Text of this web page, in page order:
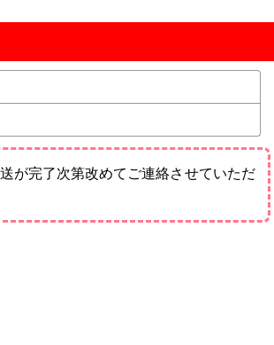
が完了次第改めてご連絡させていただ